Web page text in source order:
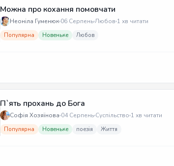
Можна про кохання помовчати
Неоніла Гуменюк 06 СерпеньЛюбов 1 хв читати
Популярна Новеньке Любов
П`ять прохань до Бога
Софія Хозяїнова 04 Серпень Суспільство 1 хв читати
Популярна Новеньке поезія Життя